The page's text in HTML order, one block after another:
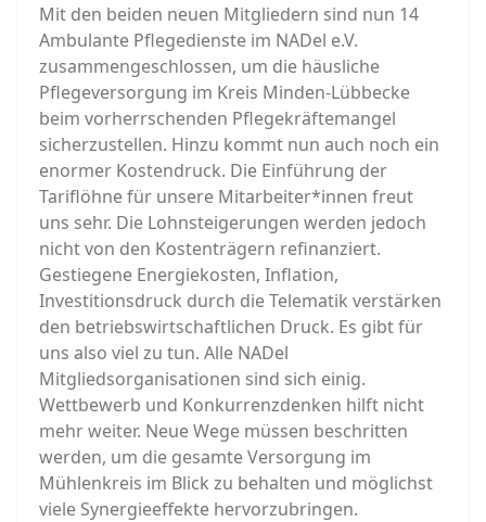
Mit den beiden neuen Mitgliedern sind nun 14
Ambulante Pflegedienste im NADel e.V.
zusammengeschlossen, um die häusliche
Pflegeversorgung im Kreis Minden-Lübbecke
beim vorherrschenden Pflegekräftemangel
sicherzustellen. Hinzu kommt nun auch noch ein
enormer Kostendruck. Die Einführung der
Tariflöhne für unsere Mitarbeiter*innen freut
uns sehr. Die Lohnsteigerungen werden jedoch
nicht von den Kostenträgern refinanziert.
Gestiegene Energiekosten, Inflation,
Investitionsdruck durch die Telematik verstärken
den betriebswirtschaftlichen Druck. Es gibt für
uns also viel zu tun. Alle NADel
Mitgliedsorganisationen sind sich einig.
Wettbewerb und Konkurrenzdenken hilft nicht
mehr weiter. Neue Wege müssen beschritten
werden, um die gesamte Versorgung im
Mühlenkreis im Blick zu behalten und möglichst
viele Synergieeffekte hervorzubringen.